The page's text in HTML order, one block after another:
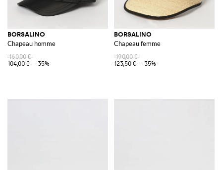
BORSALINO
Chapeau homme
160,00 €
104,00 €
-35%
BORSALINO
Chapeau femme
190,00 €
123,50 €
-35%